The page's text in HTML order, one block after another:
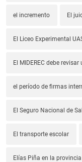
el incremento El
El Liceo Experimental
El MIDEREC debe revisar
el período de firmas
El Seguro Nacional de
El transporte escolar
Elías Piña en la